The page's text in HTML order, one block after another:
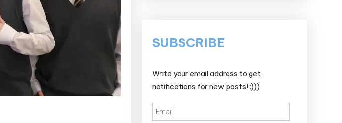
SUBSCRIBE
Write your email address to get
notifications for new posts! :)))
Email